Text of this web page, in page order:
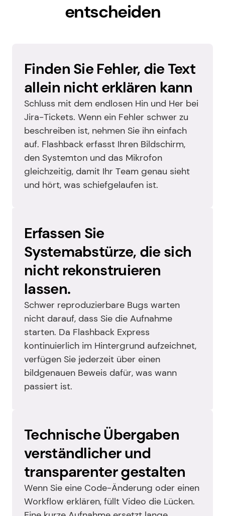
entscheiden
Finden Sie Fehler, die Text
allein nicht erklären kann
Schluss mit dem endlosen Hin und Her bei
Jira-Tickets. Wenn ein Fehler schwer zu
beschreiben ist, nehmen Sie ihn einfach
auf. Flashback erfasst Ihren Bildschirm,
den Systemton und das Mikrofon
gleichzeitig, damit Ihr Team genau sieht
und hört, was schiefgelaufen ist.
Erfassen Sie
Systemabstürze, die sich
nicht rekonstruieren
lassen.
Schwer reproduzierbare Bugs warten
nicht darauf, dass Sie die Aufnahme
starten. Da Flashback Express
kontinuierlich im Hintergrund aufzeichnet,
verfügen Sie jederzeit über einen
bildgenauen Beweis dafür, was wann
passiert ist.
Technische Übergaben
verständlicher und
transparenter gestalten
Wenn Sie eine Code-Änderung oder einen
Workflow erklären, füllt Video die Lücken.